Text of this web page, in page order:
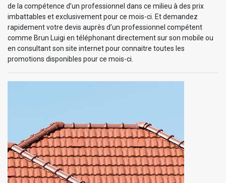
de la compétence d’un professionnel dans ce milieu à des prix
imbattables et exclusivement pour ce mois-ci. Et demandez
rapidement votre devis auprès d’un professionnel compétent
comme Brun Luigi en téléphonant directement sur son mobile ou
en consultant son site internet pour connaitre toutes les
promotions disponibles pour ce mois-ci.